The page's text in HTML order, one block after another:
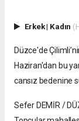
Erkek| Kadın
Düzce'de
Haziran'dan bu
cansız bedenine
Sefer DEMİR /